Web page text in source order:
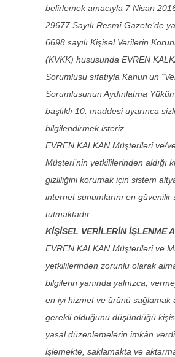
belirlemek amacıyla 7 Nisan
29677 Sayılı Resmî Gazete’de
6698 sayılı Kişisel Verilerin
(KVKK) hususunda EVREN
Sorumlusu sıfatıyla Kanun’un
Sorumlusunun Aydınlatma
başlıklı 10. maddesi uyarınca
bilgilendirmek isteriz.
EVREN KALKAN Müşterileri ve/
Müşteri’nin yetkililerinden aldığı
gizliliğini korumak için sistem
internet sunumlarını en güvenilir
tutmaktadır.
KİŞİSEL VERİLERİN İŞLENME
EVREN KALKAN Müşterileri ve
yetkililerinden zorunlu olarak
bilgilerin yanında yalnızca,
en iyi hizmet ve ürünü sağlamak
gerekli olduğunu düşündüğü
yasal düzenlemelerin imkân
işlemekte, saklamakta ve